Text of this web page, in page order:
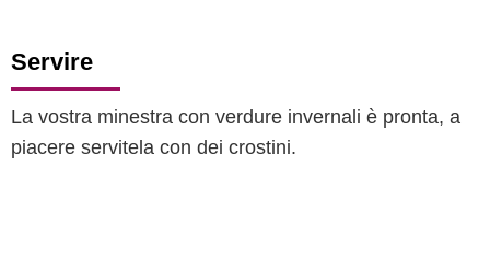
Servire
La vostra minestra con verdure invernali è pronta, a
piacere servitela con dei crostini.